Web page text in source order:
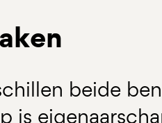
beide
is